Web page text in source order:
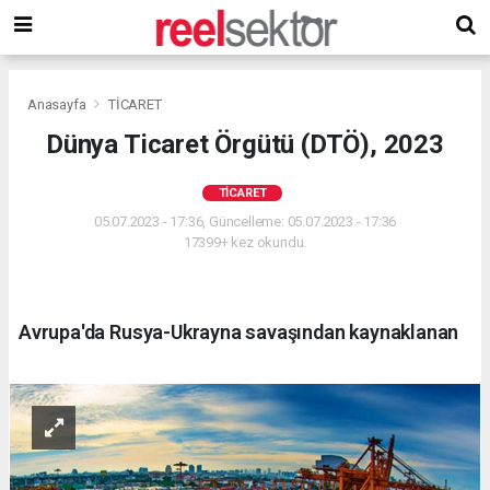
Anasayfa TİCARET
Dünya Ticaret Örgütü (DTÖ), 2023
TİCARET
05.07.2023 - 17:36, Güncelleme: 05.07.2023 - 17:36
17399+ kez okundu.
Avrupa'da Rusya-Ukrayna savaşından kaynaklanan